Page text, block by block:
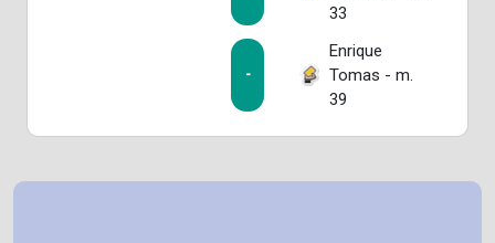
33
-
Enrique
Tomas - m.
39